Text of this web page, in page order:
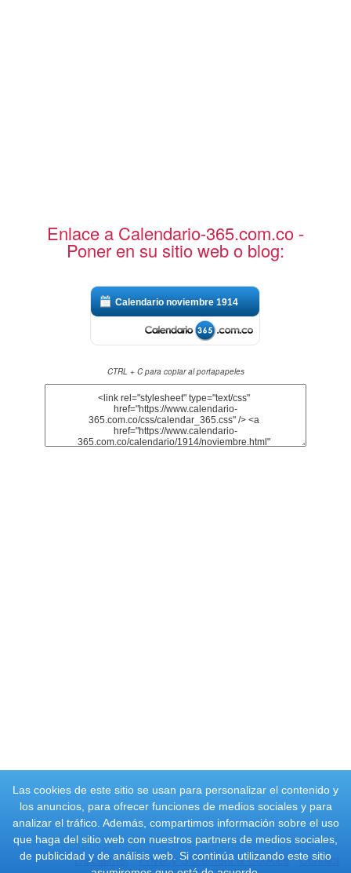
Las cookies de este sitio se usan para personalizar el contenido y
los anuncios, para ofrecer funciones de medios sociales y para
analizar el tráfico. Además, compartimos información sobre el uso
que haga del sitio web con nuestros partners de medios sociales,
de publicidad y de análisis web. Si continúa utilizando este sitio
Enlace a Calendario-365.com.co -
Poner en su sitio web o blog:
Calendario noviembre 1914
CTRL + C para copiar al portapapeles
Disclaimer Privacy Statement & Cookies Contact